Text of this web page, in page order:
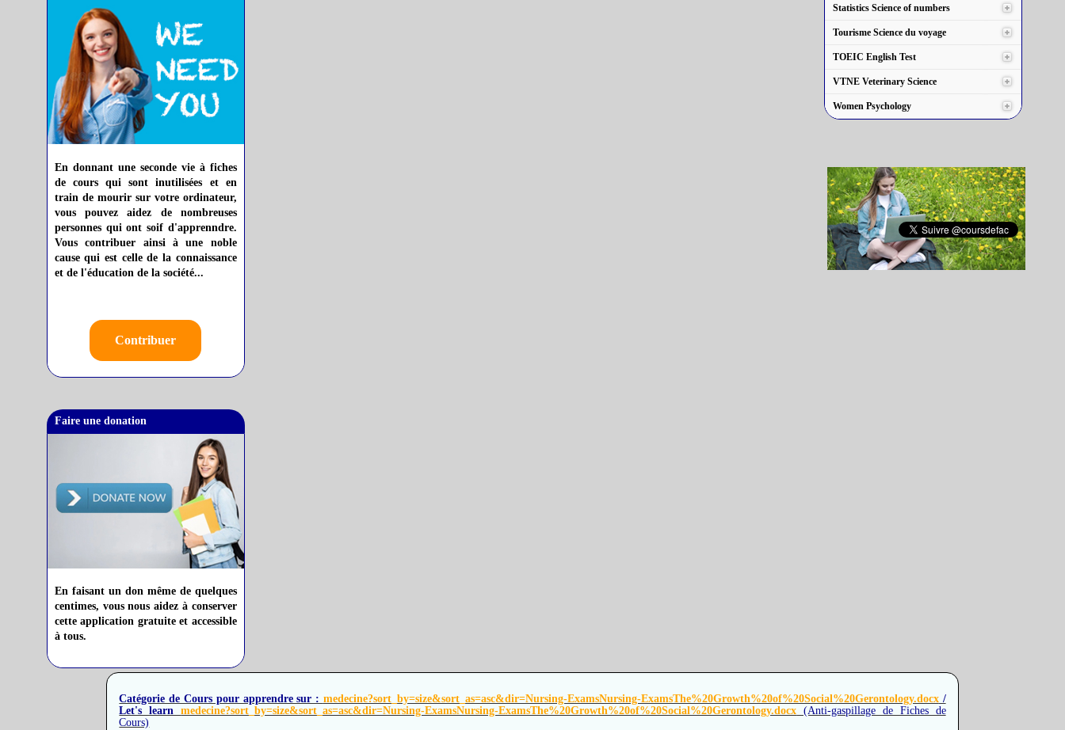
En donnant une seconde vie à fiches
de cours qui sont inutilisées et en
train de mourir sur votre ordinateur,
vous pouvez aidez de nombreuses
personnes qui ont soif d'apprenndre.
Vous contribuer ainsi à une noble
cause qui est celle de la connaissance
et de l'éducation de la société...
Contribuer
Faire une donation
En faisant un don même de quelques
centimes, vous nous aidez à conserver
cette application gratuite et accessible
à tous.
Statistics Science of numbers
Tourisme Science du voyage
TOEIC English Test
VTNE Veterinary Science
Women Psychology
Catégorie de Cours pour apprendre sur : medecine?sort_by=size&sort_as=asc&dir=Nursing-ExamsNursing-ExamsThe%20Growth%20of%20Social%20Gerontology.docx/
Let's learnmedecine?sort_by=size&sort_as=asc&dir=Nursing-ExamsNursing-ExamsThe%20Growth%20of%20Social%20Gerontology.docx (Anti-gaspillage de Fiches de
Cours)